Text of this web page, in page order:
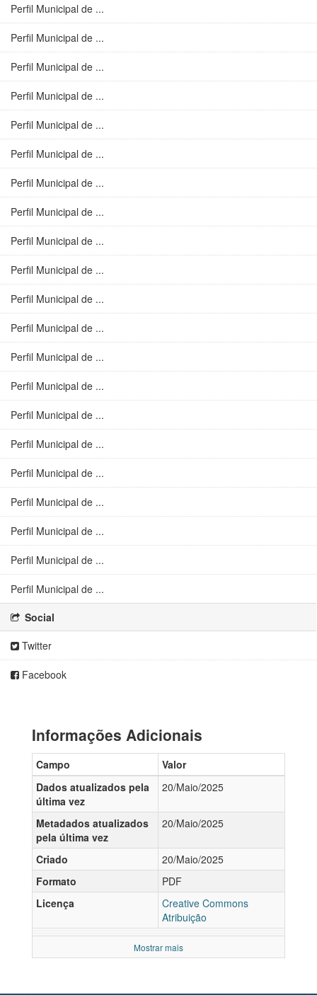
Perfil Municipal de ...
Perfil Municipal de ...
Perfil Municipal de ...
Perfil Municipal de ...
Perfil Municipal de ...
Perfil Municipal de ...
Perfil Municipal de ...
Perfil Municipal de ...
Perfil Municipal de ...
Perfil Municipal de ...
Perfil Municipal de ...
Perfil Municipal de ...
Perfil Municipal de ...
Perfil Municipal de ...
Perfil Municipal de ...
Perfil Municipal de ...
Perfil Municipal de ...
Perfil Municipal de ...
Perfil Municipal de ...
Perfil Municipal de ...
Perfil Municipal de ...
Social
Twitter
Facebook
Informações Adicionais
Campo
Valor
Dados atualizados pela
última vez
20/Maio/2025
Metadados atualizados
pela última vez
20/Maio/2025
Criado
20/Maio/2025
Formato
PDF
Licença
Creative Commons
Atribuição
Mostrar mais